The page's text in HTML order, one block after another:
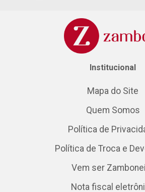
Institucional
Mapa do Site
Quem Somos
Política de
Política de Troca e
Vem ser
Nota fiscal